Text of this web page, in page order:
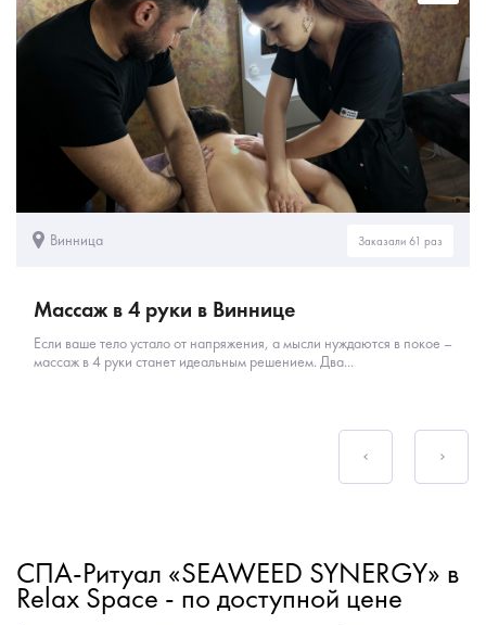
Винница Заказали 61 раз
Массаж в 4 руки в Виннице
Если ваше тело устало от напряжения, а мысли нуждаются в покое –
массаж в 4 руки станет идеальным решением. Два...
СПА-Ритуал «SEAWEED SYNERGY» в
Relax Space - по доступной цене